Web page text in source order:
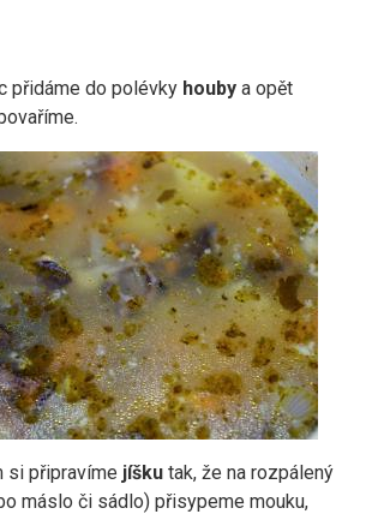
přidáme do polévky houby a opět
si připravíme jíšku tak, že na rozpálený
máslo či sádlo) přisypeme mouku,